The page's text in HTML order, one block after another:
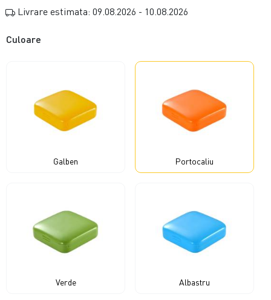
Livrare estimata: 09.08.2026 - 10.08.2026
Culoare
Galben Portocaliu
Verde Albastru